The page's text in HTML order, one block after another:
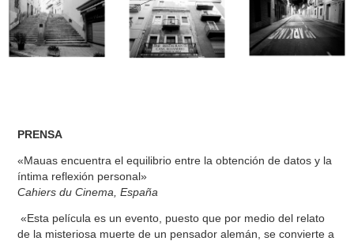
PRENSA
«Mauas encuentra el equilibrio entre la obtención de datos y la
íntima reflexión personal»
Cahiers du Cinema, España
«Esta película es un evento, puesto que por medio del relato
de la misteriosa muerte de un pensador alemán, se convierte a